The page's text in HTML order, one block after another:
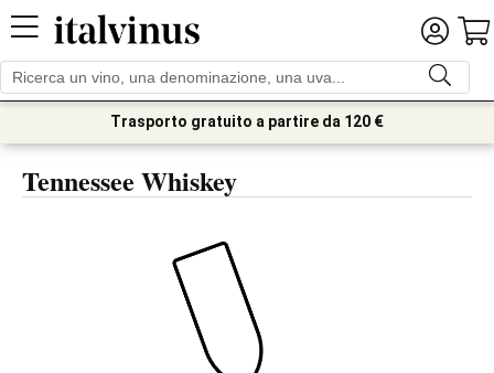
Trasporto gratuito a partire da 120 €
Tennessee Whiskey